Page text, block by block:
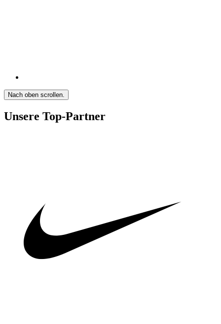
Nach oben scrollen.
Unsere Top-Partner